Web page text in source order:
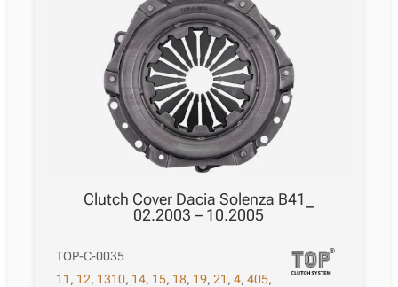
Clutch Cover Dacia Solenza B41_
02.2003 – 10.2005
TOP-C-0035
11 , 12, 1310, 14, 15, 18, 19,21 ,4,405,